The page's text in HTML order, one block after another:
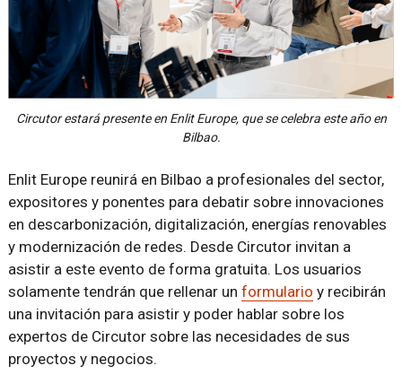
Circutor estará presente en Enlit Europe, que se celebra este año en
Bilbao.
Enlit Europe reunirá en Bilbao a profesionales del sector,
expositores y ponentes para debatir sobre innovaciones
en descarbonización, digitalización, energías renovables
y modernización de redes. Desde Circutor invitan a
asistir a este evento de forma gratuita. Los usuarios
solamente tendrán que rellenar un formulario y recibirán
una invitación para asistir y poder hablar sobre los
expertos de Circutor sobre las necesidades de sus
proyectos y negocios.